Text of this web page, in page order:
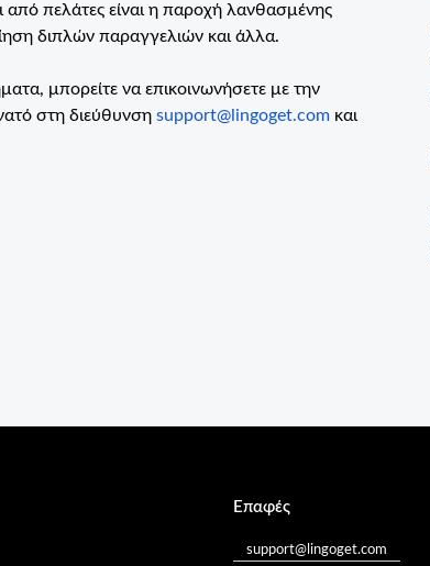
πελάτες είναι η παροχή λανθασμένης
διπλών παραγγελιών και άλλα.
μπορείτε να επικοινωνήσετε με την
στη διεύθυνση support@lingoget.com και
Επαφές
support@lingoget.com